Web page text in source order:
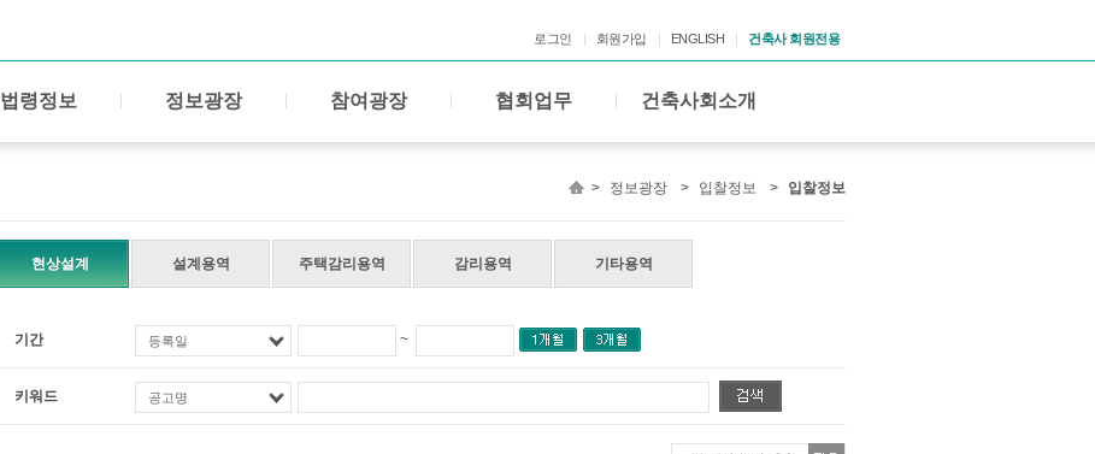
로그인 회원가입 ENGLISH 건축사 회원전용
법령정보 정보광장 참여광장 협회업무 건축사회소개
> 정보광장 > 입찰정보 > 입찰정보
현상설계 설계용역 주택감리용역 감리용역 기타용역
기간 등록일 ~
키워드 공고명